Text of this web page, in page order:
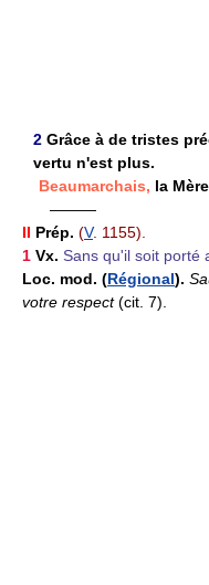
2 Grâce à de tristes
vertu n'est plus.
Beaumarchais, la
———
II Prép. (V. 1155).
1 Vx. Sans qu'il soit porté
Loc. mod. (Régional).
votre respect(cit. 7).